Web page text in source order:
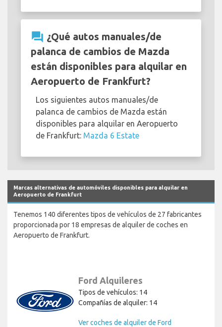
question_answer ¿Qué autos manuales/de
palanca de cambios de Mazda
están disponibles para alquilar en
Aeropuerto de Frankfurt?
Los siguientes autos manuales/de
palanca de cambios de Mazda están
disponibles para alquilar en Aeropuerto
de Frankfurt: Mazda 6 Estate
Marcas alternativas de automóviles disponibles para alquilar en
Aeropuerto de Frankfurt
Tenemos 140 diferentes tipos de vehículos de 27 fabricantes
proporcionada por 18 empresas de alquiler de coches en
Aeropuerto de Frankfurt.
Ford Alquileres
Tipos de vehículos: 14
Compañías de alquiler: 14
Ver coches de alquiler de Ford